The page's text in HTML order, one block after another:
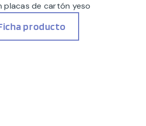
placas de cartón yeso
producto